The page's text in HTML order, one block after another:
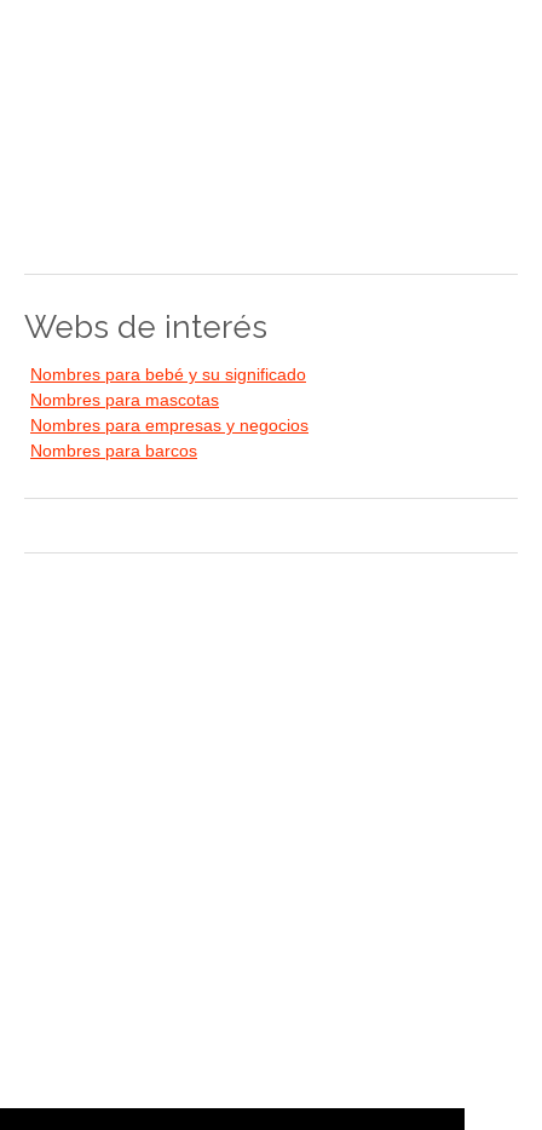
Webs de interés
Nombres para bebé y su significado
Nombres para mascotas
Nombres para empresas y negocios
Nombres para barcos